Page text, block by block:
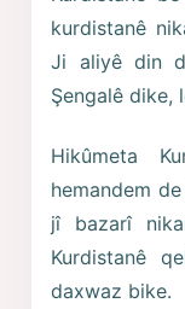
kurdistanê
Ji aliyê din
Şengalê dike,
Hikûmeta
hemandem
jî bazarî
Kurdistanê
daxwaz bike.